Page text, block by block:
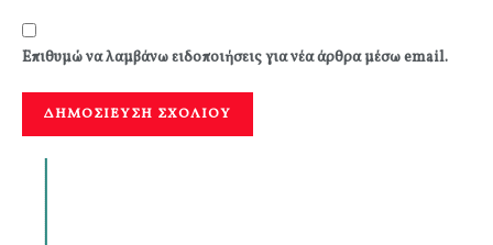
Επιθυμώ να λαμβάνω ειδοποιήσεις για νέα άρθρα μέσω email.